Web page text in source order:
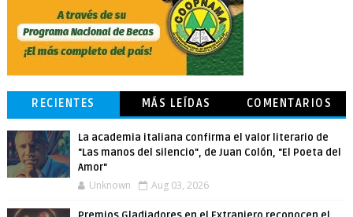
RECIENTES MÁS LEÍDAS COMENTARIOS
La academia italiana confirma el valor literario de
"Las manos del silencio", de Juan Colón, "El Poeta del
Amor"
Unknown Aug 03, 2026